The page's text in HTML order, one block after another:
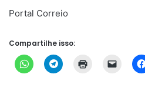
Portal Correio
Compartilhe isso: